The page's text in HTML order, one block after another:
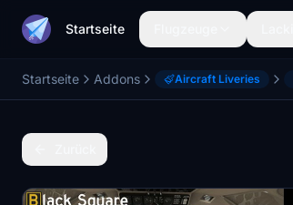
Startseite
Startseite Addons Aircraft Liveries